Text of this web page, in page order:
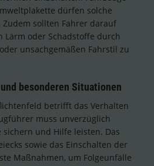
dürfen solche
sollten Fahrer darauf
Lärm oder Schadstoffe durch
unsachgemäßen Fahrstil zu
besonderen Situationen
betrifft das Verhalten
muss unverzüglich
und Hilfe leisten. Das
sowie das Einschalten der
Maßnahmen, um Folgeunfälle